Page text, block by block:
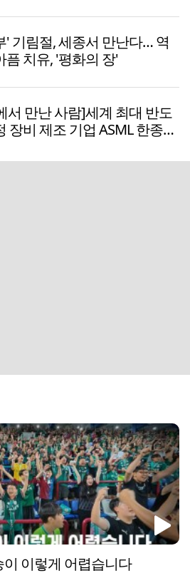
' 기림절, 세종서 만난다… 역
픔 치유, '평화의 장'
서 만난 사람]세계 최대 반도
장비 제조 기업 ASML 한종호
이 이렇게 어렵습니다